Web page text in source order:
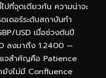
ที่จุดเดียวกัน ความน่าจะ
เดอร์ระดับสถาบันทำ
USD เมื่อช่วงต้นปี
ลงมาถึง 1.2400 —
จสำคัญคือ Patience
ยังไม่มี Confluence